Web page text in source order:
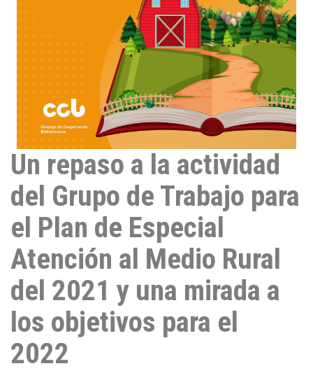
Un repaso a la actividad
del Grupo de Trabajo para
el Plan de Especial
Atención al Medio Rural
del 2021 y una mirada a
los objetivos para el
2022